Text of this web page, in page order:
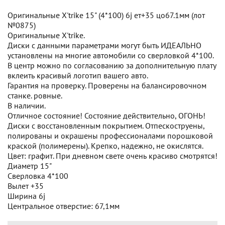
Оригинальные X'trike 15" (4*100) 6j ет+35 цо67.1мм (лот
№0875)
Оригинальные X'trike.
Диски с данными параметрами могут быть ИДЕАЛЬНО
установлены на многие автомобили со сверловкой 4*100.
В центр можно по согласованию за дополнительную плату
вклеить красивый логотип вашего авто.
Гарантия на проверку. Проверены на балансировочном
станке. ровные.
В наличии.
Отличное состояние! Состояние действительно, ОГОНЬ!
Диски с восстановленным покрытием. Отпескоструены,
полированы и окрашены профессионалами порошковой
краской (полимерены). Крепко, надежно, не окислятся.
Цвет: графит. При дневном свете очень красиво смотрятся!
Диаметр 15"
Сверловка 4*100
Вылет +35
Ширина 6j
Центральное отверстие: 67,1мм